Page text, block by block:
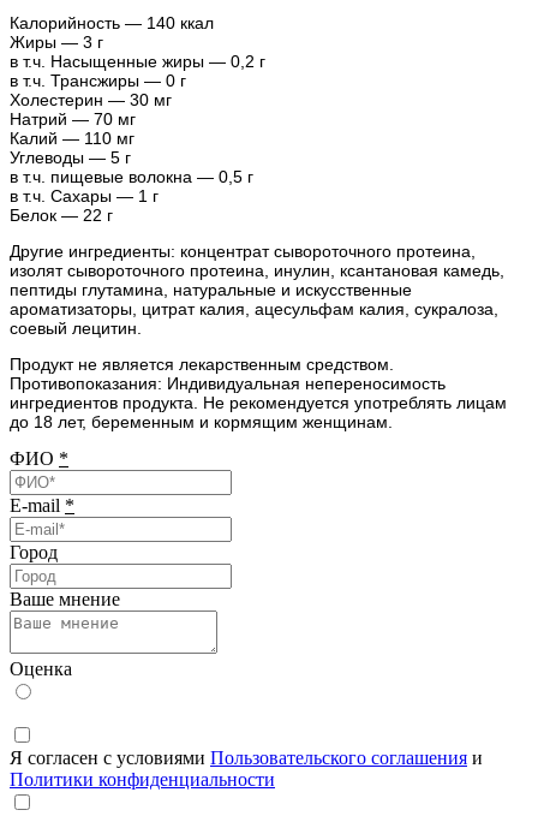
Калорийность — 140 ккал
Жиры — 3 г
в т.ч. Насыщенные жиры — 0,2 г
в т.ч. Трансжиры — 0 г
Холестерин — 30 мг
Натрий — 70 мг
Калий — 110 мг
Углеводы — 5 г
в т.ч. пищевые волокна — 0,5 г
в т.ч. Сахары — 1 г
Белок — 22 г
Другие ингредиенты: концентрат сывороточного протеина,
изолят сывороточного протеина, инулин, ксантановая камедь,
пептиды глутамина, натуральные и искусственные
ароматизаторы, цитрат калия, ацесульфам калия, сукралоза,
соевый лецитин.
Продукт не является лекарственным средством.
Противопоказания: Индивидуальная непереносимость
ингредиентов продукта. Не рекомендуется употреблять лицам
до 18 лет, беременным и кормящим женщинам.
ФИО *
E-mail *
Город
Ваше мнение
Оценка
Я согласен с условиями Пользовательского соглашения и
Политики конфиденциальности